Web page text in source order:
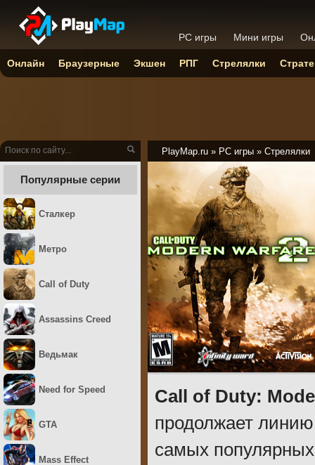
PlayMap.ru » PC игры » Стрелялки
Call of Duty:
продолжает
самых
Популярные серии
Сталкер
Метро
Call of Duty
Assassins Creed
Ведьмак
Need for Speed
GTA
Mass Effect
PC игры Мини игры
Онлайн Браузерные Экшен РПГ Стрелялки